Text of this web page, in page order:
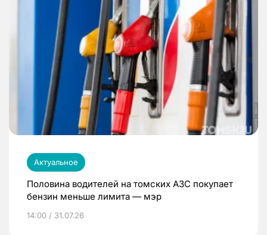
Актуальное
Половина водителей на томских АЗС покупает
бензин меньше лимита — мэр
14:00 / 31.07.26